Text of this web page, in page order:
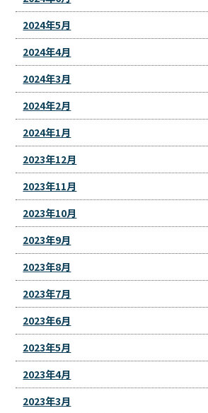
2024年5月
2024年4月
2024年3月
2024年2月
2024年1月
2023年12月
2023年11月
2023年10月
2023年9月
2023年8月
2023年7月
2023年6月
2023年5月
2023年4月
2023年3月